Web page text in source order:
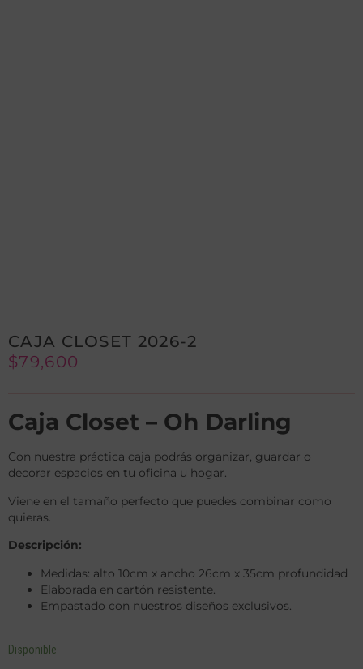
CAJA CLOSET 2026-2
$79,600
Caja Closet – Oh Darling
Con nuestra práctica caja podrás organizar, guardar o
decorar espacios en tu oficina u hogar.
Viene en el tamaño perfecto que puedes combinar como
quieras.
Descripción:
Medidas: alto 10cm x ancho 26cm x 35cm profundidad
Elaborada en cartón resistente.
Empastado con nuestros diseños exclusivos.
Disponible